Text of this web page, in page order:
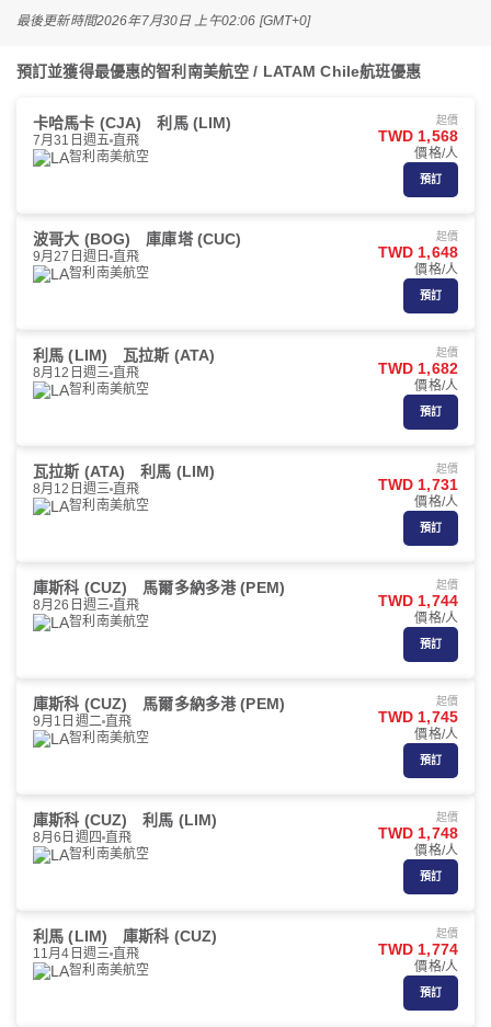
最後更新時間2026年7月30日 上午02:06 [GMT+0]
預訂並獲得最優惠的智利南美航空 / LATAM Chile航班優惠
卡哈馬卡 (CJA) 利馬 (LIM)
7月31日週五 直飛
智利南美航空
起價
TWD 1,568
價格/人
預訂
波哥大 (BOG) 庫庫塔 (CUC)
9月27日週日 直飛
智利南美航空
起價
TWD 1,648
價格/人
預訂
利馬 (LIM) 瓦拉斯 (ATA)
8月12日週三 直飛
智利南美航空
起價
TWD 1,682
價格/人
預訂
瓦拉斯 (ATA) 利馬 (LIM)
8月12日週三 直飛
智利南美航空
起價
TWD 1,731
價格/人
預訂
庫斯科 (CUZ) 馬爾多納多港 (PEM)
8月26日週三 直飛
智利南美航空
起價
TWD 1,744
價格/人
預訂
庫斯科 (CUZ) 馬爾多納多港 (PEM)
9月1日週二 直飛
智利南美航空
起價
TWD 1,745
價格/人
預訂
庫斯科 (CUZ) 利馬 (LIM)
8月6日週四 直飛
智利南美航空
起價
TWD 1,748
價格/人
預訂
利馬 (LIM) 庫斯科 (CUZ)
11月4日週三 直飛
智利南美航空
起價
TWD 1,774
價格/人
預訂